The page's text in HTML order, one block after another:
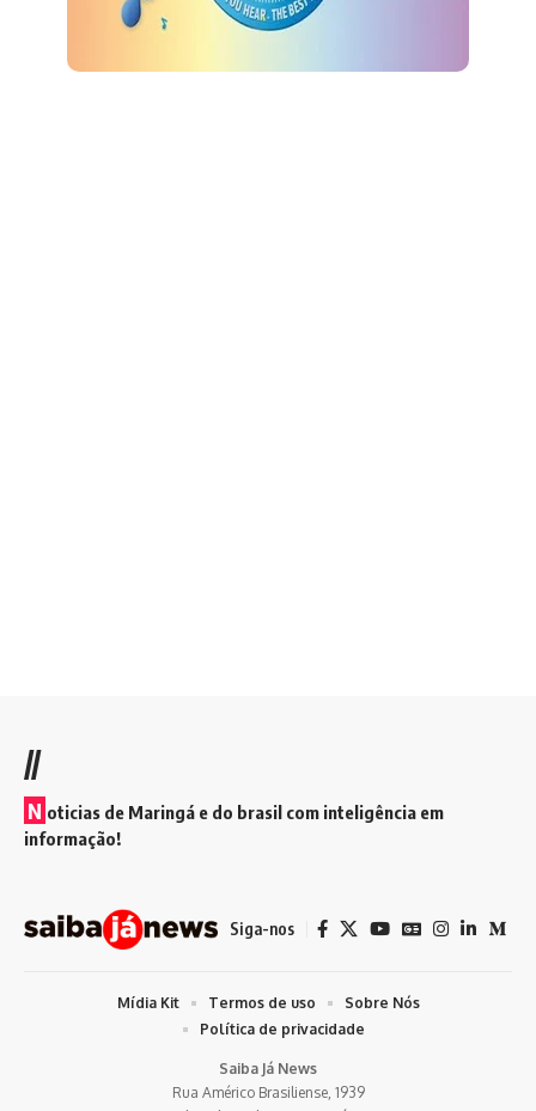
//
N oticias de Maringá e do brasil com inteligência em
informação!
Siga-nos
Saiba Já News
Rua Américo Brasiliense, 1939
Mídia Kit Termos de uso
Sobre Nós
Política de privacidade